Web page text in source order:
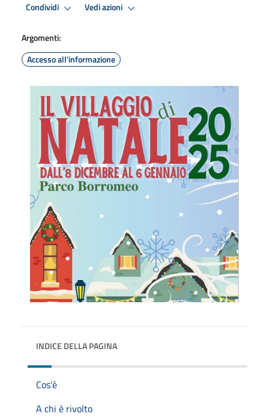
Condividi Vedi azioni
Argomenti:
Accesso all'informazione
INDICE DELLA PAGINA
Cos'è
A chi è rivolto